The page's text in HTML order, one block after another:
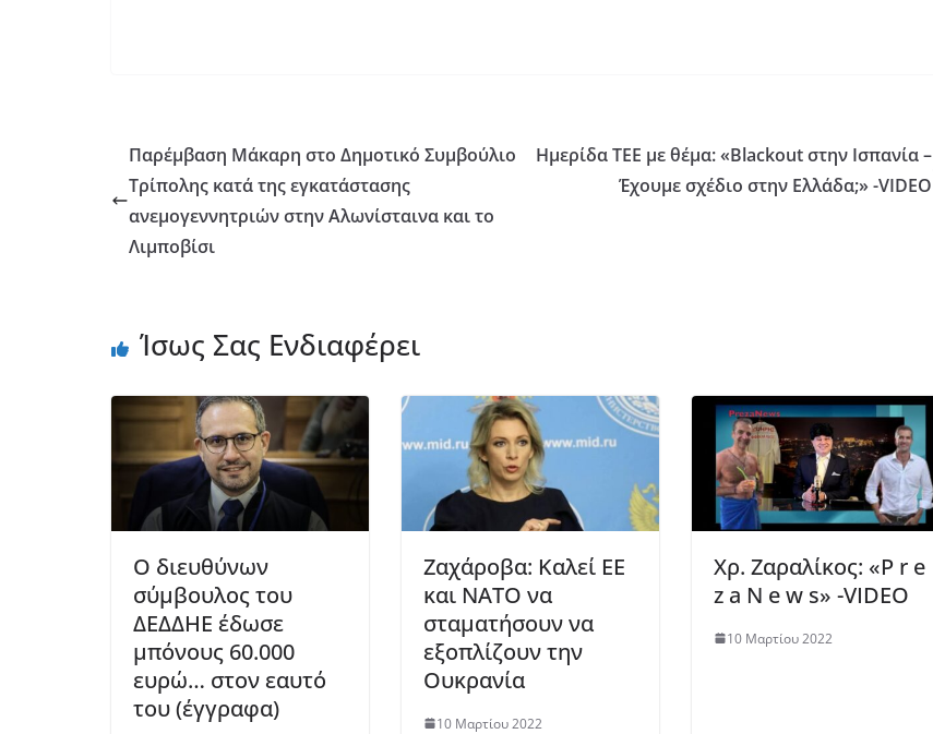
Παρέμβαση Μάκαρη στο Δημοτικό Συμβούλιο
Τρίπολης κατά της εγκατάστασης
ανεμογεννητριών στην Αλωνίσταινα και το
Λιμποβίσι
Ημερίδα ΤΕΕ με θέμα: «Blackout στην Ισπανία –
Έχουμε σχέδιο στην Ελλάδα;» -VIDEO
Ίσως Σας Ενδιαφέρει
Ο διευθύνων
σύμβουλος του
ΔΕΔΔΗΕ έδωσε
μπόνους 60.000
ευρώ… στον εαυτό
του (έγγραφα)
Ζαχάροβα: Καλεί ΕΕ
και ΝΑΤΟ να
σταματήσουν να
εξοπλίζουν την
Ουκρανία
10 Μαρτίου 2022
Χρ. Ζαραλίκος: «P r e
z a N e w s» -VIDEO
10 Μαρτίου 2022